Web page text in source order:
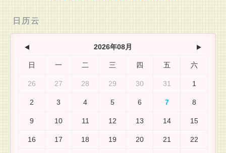
日历云
2026年08月
日 一 二 三 四 五 六
26 27 28 29 30 31 1
2 3 4 5 6 7 8
9 10 11 12 13 14 15
16 17 18 19 20 21 22